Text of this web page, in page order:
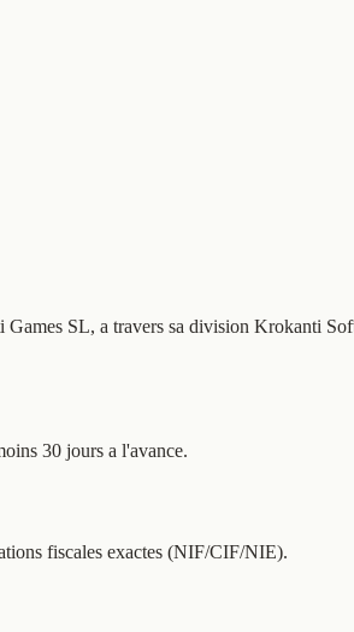
SL, a travers sa division Krokanti
30 jours a l'avance.
fiscales exactes (NIF/CIF/NIE).